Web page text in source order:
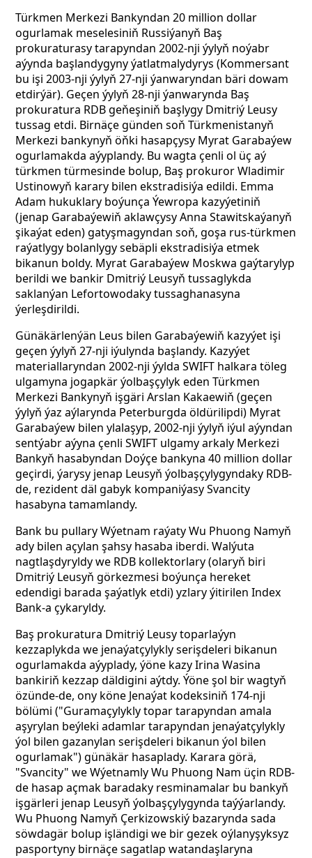
Türkmen Merkezi Bankyndan 20 million dollar
ogurlamak meselesiniň Russiýanyň Baş
prokuraturasy tarapyndan 2002-nji ýylyň noýabr
aýynda başlandygyny ýatlatmalydyrys (Kommersant
bu işi 2003-nji ýylyň 27-nji ýanwaryndan bäri dowam
etdirýär). Geçen ýylyň 28-nji ýanwarynda Baş
prokuratura RDB geňeşiniň başlygy Dmitriý Leusy
tussag etdi. Birnäçe günden soň Türkmenistanyň
Merkezi bankynyň öňki hasapçysy Myrat Garabaýew
ogurlamakda aýyplandy. Bu wagta çenli ol üç aý
türkmen türmesinde bolup, Baş prokuror Wladimir
Ustinowyň karary bilen ekstradisiýa edildi. Emma
Adam hukuklary boýunça Ýewropa kazyýetiniň
(jenap Garabaýewiň aklawçysy Anna Stawitskaýanyň
şikaýat eden) gatyşmagyndan soň, goşa rus-türkmen
raýatlygy bolanlygy sebäpli ekstradisiýa etmek
bikanun boldy. Myrat Garabaýew Moskwa gaýtarylyp
berildi we bankir Dmitriý Leusyň tussaglykda
saklanýan Lefortowodaky tussaghanasyna
ýerleşdirildi.
Günäkärlenýän Leus bilen Garabaýewiň kazyýet işi
geçen ýylyň 27-nji iýulynda başlandy. Kazyýet
materiallaryndan 2002-nji ýylda SWIFT halkara töleg
ulgamyna jogapkär ýolbaşçylyk eden Türkmen
Merkezi Bankynyň işgäri Arslan Kakaewiň (geçen
ýylyň ýaz aýlarynda Peterburgda öldürilipdi) Myrat
Garabaýew bilen ylalaşyp, 2002-nji ýylyň iýul aýyndan
sentýabr aýyna çenli SWIFT ulgamy arkaly Merkezi
Bankyň hasabyndan Doýçe bankyna 40 million dollar
geçirdi, ýarysy jenap Leusyň ýolbaşçylygyndaky RDB-
de, rezident däl gabyk kompaniýasy Svancity
hasabyna tamamlandy.
Bank bu pullary Wýetnam raýaty Wu Phuong Namyň
ady bilen açylan şahsy hasaba iberdi. Walýuta
nagtlaşdyryldy we RDB kollektorlary (olaryň biri
Dmitriý Leusyň görkezmesi boýunça hereket
edendigi barada şaýatlyk etdi) yzlary ýitirilen Index
Bank-a çykaryldy.
Baş prokuratura Dmitriý Leusy toparlaýyn
kezzaplykda we jenaýatçylykly serişdeleri bikanun
ogurlamakda aýyplady, ýöne kazy Irina Wasina
bankiriň kezzap däldigini aýtdy. Ýöne şol bir wagtyň
özünde-de, ony köne Jenaýat kodeksiniň 174-nji
bölümi ("Guramaçylykly topar tarapyndan amala
aşyrylan beýleki adamlar tarapyndan jenaýatçylykly
ýol bilen gazanylan serişdeleri bikanun ýol bilen
ogurlamak") günäkär hasaplady. Karara görä,
"Svancity" we Wýetnamly Wu Phuong Nam üçin RDB-
de hasap açmak baradaky resminamalar bu bankyň
işgärleri jenap Leusyň ýolbaşçylygynda taýýarlandy.
Wu Phuong Namyň Çerkizowskiý bazarynda sada
söwdagär bolup işländigi we bir gezek oýlanyşyksyz
pasportyny birnäçe sagatlap watandaşlaryna